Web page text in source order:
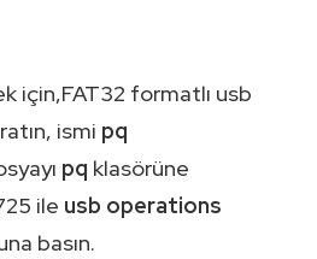
için,FAT32 formatlı usb
ismi pq
pq klasörüne
ile usb operations
basın.